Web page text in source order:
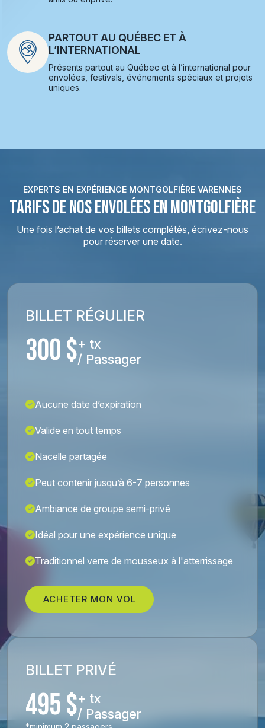
PARTOUT AU QUÉBEC ET À
L’INTERNATIONAL
Présents partout au Québec et à l’international pour
envolées, festivals, événements spéciaux et projets
uniques.
EXPERTS EN EXPÉRIENCE MONTGOLFIÈRE VARENNES
TARIFS DE NOS ENVOLÉES EN MONTGOLFIÈRE
Une fois l’achat de vos billets complétés, écrivez-nous
pour réserver une date.
BILLET RÉGULIER
300 $+ tx
/ Passager
Aucune date d’expiration
Valide en tout temps
Nacelle partagée
Peut contenir jusqu’à 6-7 personnes
Ambiance de groupe semi-privé
Idéal pour une expérience unique
Traditionnel verre de mousseux à l'atterrissage
ACHETER MON VOL
BILLET PRIVÉ
495 $+ tx
/ Passager